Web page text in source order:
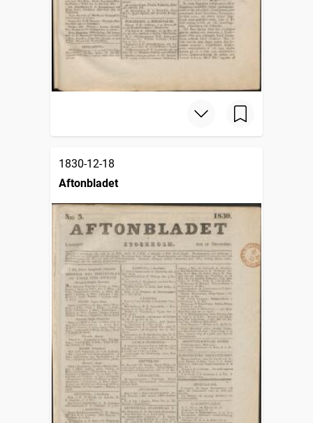
1830-12-18
Aftonbladet